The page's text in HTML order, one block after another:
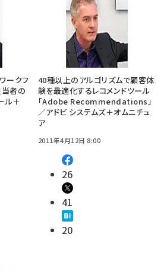
ークフ
当者の
ル＋
40種以上のアルゴリズムで顧客体
験を最適化するレコメンドツール
「Adobe Recommendations」
／アドビ システムズ＋オムニチュ
ア
2011年4月12日 8:00
26
41
20